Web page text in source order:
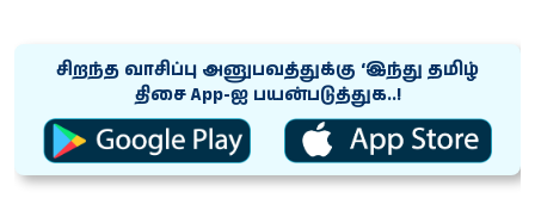
சிறந்த வாசிப்பு அனுபவத்துக்கு ‘இந்து தமிழ்
திசை App-ஐ பயன்படுத்துக..!